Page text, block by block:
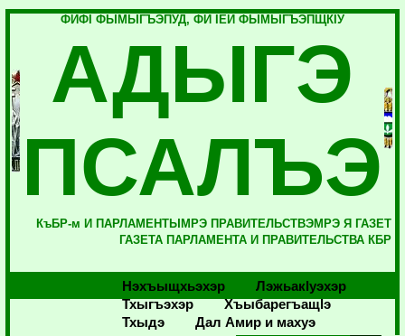
ФИФI ФЫМЫГЪЭПУД, ФИ IЕЙ ФЫМЫГЪЭПЩКIУ
АДЫГЭ
ПСАЛЪЭ
КъБР-м И ПАРЛАМЕНТЫМРЭ ПРАВИТЕЛЬСТВЭМРЭ Я ГАЗЕТ
ГАЗЕТА ПАРЛАМЕНТА И ПРАВИТЕЛЬСТВА КБР
Нэхъыщхьэхэр
Лэжьакlуэхэр
Тхыгъэхэр
Хъыбарегъащlэ
Тхыдэ
Дал Амир и махуэ